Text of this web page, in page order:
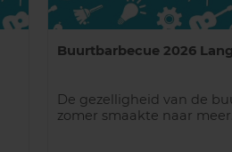
Buurtbarbecue 2026
De gezelligheid van de
zomer smaakte naar